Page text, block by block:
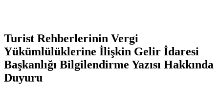
Turist Rehberlerinin Vergi
Yükümlülüklerine İlişkin Gelir İdaresi
Başkanlığı Bilgilendirme Yazısı Hakkında
Duyuru